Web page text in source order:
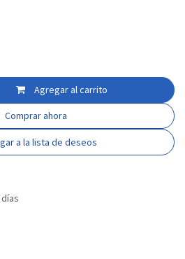
Agregar al carrito
Comprar ahora
a la lista de deseos